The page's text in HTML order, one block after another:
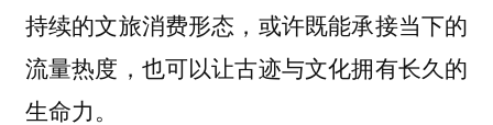
持续的文旅消费形态，或许既能承接当下的
流量热度，也可以让古迹与文化拥有长久的
生命力。